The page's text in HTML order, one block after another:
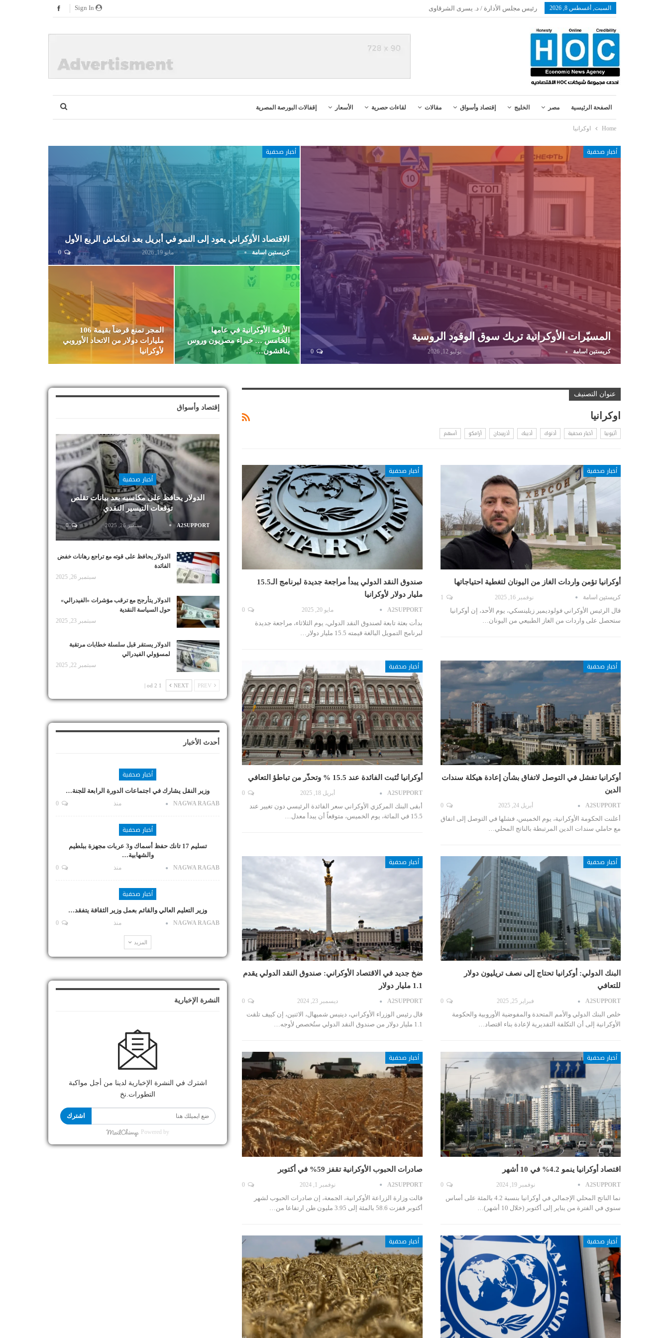
السبت, أغسطس 8, 2026 رئيس مجلس الأدارة / د. يسرى الشرقاوى
الصفحة الرئيسية مصر الخليج إقتصاد وأسواق مقالات لقاءات حصرية الأسعار إقفالات البورصة المصرية
Home اوكرانيا
أخبار صحفية
المسيّرات الأوكرانية تربك سوق الوقود الروسية
كريستين اسامة يوليو 12, 2026
أخبار صحفية
الاقتصاد الأوكراني يعود إلى النمو في أبريل بعد انكماش الربع الأول
كريستين اسامة مايو 19, 2026
الأزمة الأوكرانية في عامها
الخامس … خبراء مصريون وروس
يناقشون…
المجر تمنع قرضاً بقيمة 106
مليارات دولار من الاتحاد الأوروبي
لأوكرانيا
عنوان التصنيف
اوكرانيا
أثيوبيا أخبار صحفية أدنوك أديبك أذربيجان أرامكو أسهم
أخبار صحفية
أوكرانيا تؤمن واردات الغاز من اليونان لتغطية احتياجاتها
كريستين اسامة نوفمبر 16, 2025
قال الرئيس الأوكراني فولوديمير زيلينسكي، يوم الأحد، إن أوكرانيا
ستحصل على واردات من الغاز الطبيعي من اليونان…
أخبار صحفية
صندوق النقد الدولي يبدأ مراجعة جديدة لبرنامج الـ15.5
مليار دولار لأوكرانيا
A2SUPPORT مايو 20, 2025
بدأت بعثة تابعة لصندوق النقد الدولي، يوم الثلاثاء، مراجعة جديدة
لبرنامج التمويل البالغة قيمته 15.5 مليار دولار…
أخبار صحفية
أوكرانيا تفشل في التوصل لاتفاق بشأن إعادة هيكلة سندات
الدين
A2SUPPORT أبريل 24, 2025 0
أعلنت الحكومة الأوكرانية، يوم الخميس، فشلها في التوصل إلى اتفاق
مع حاملي سندات الدين المرتبطة بالناتج المحلي…
أخبار صحفية
أوكرانيا تُثبت الفائدة عند 15.5 % وتحذّر من تباطؤ التعافي
A2SUPPORT أبريل 18, 2025
أبقى البنك المركزي الأوكراني سعر الفائدة الرئيسي دون تغيير عند
15.5 في المائة، يوم الخميس، متوقعاً أن يبدأ معدل…
أخبار صحفية
البنك الدولي: أوكرانيا تحتاج إلى نصف تريليون دولار
للتعافي
A2SUPPORT فبراير 25, 2025 0
خلص البنك الدولي والأمم المتحدة والمفوضية الأوروبية والحكومة
الأوكرانية إلى أن التكلفة التقديرية لإعادة بناء اقتصاد…
أخبار صحفية
ضخ جديد في الاقتصاد الأوكراني: صندوق النقد الدولي يقدم
1.1 مليار دولار
A2SUPPORT ديسمبر 23, 2024
قال رئيس الوزراء الأوكراني، دينيس شميهال، الاثنين، إن كييف تلقت
1.1 مليار دولار من صندوق النقد الدولي ستُخصص لأوجه…
أخبار صحفية
اقتصاد أوكرانيا ينمو 4.2% في 10 أشهر
A2SUPPORT نوفمبر 19, 2024 0
نما الناتج المحلي الإجمالي في أوكرانيا بنسبة 4.2 بالمئة على أساس
سنوي في الفترة من يناير إلى أكتوبر (خلال 10 أشهر)…
أخبار صحفية
صادرات الحبوب الأوكرانية تقفز 59% في أكتوبر
A2SUPPORT نوفمبر 1, 2024
قالت وزارة الزراعة الأوكرانية، الجمعة، إن صادرات الحبوب لشهر
أكتوبر قفزت 58.6 بالمئة إلى 3.95 مليون طن ارتفاعا من…
أخبار صحفية أخبار صحفية
إقتصاد وأسواق
أخبار صحفية
الدولار يحافظ على مكاسبه بعد بيانات تقلص
توقعات التيسير النقدي
A2SUPPORT سبتمبر 26, 2025 0
الدولار يحافظ على قوته مع تراجع رهانات خفض
الفائدة
سبتمبر 26, 2025
الدولار يتأرجح مع ترقب مؤشرات «الفيدرالي»
حول السياسة النقدية
سبتمبر 23, 2025
الدولار يستقر قبل سلسلة خطابات مرتقبة
لمسؤولي الفيدرالي
سبتمبر 22, 2025
NEXT
1 od 2 |
أحدث الأخبار
أخبار صحفية
وزير النقل يشارك في اجتماعات الدورة الرابعة للجنة…
NAGWA RAGAB منذ
أخبار صحفية
تسليم 17 تانك حفظ أسماك و3 عربات مجهزة ببلطيم
والشهابية…
NAGWA RAGAB منذ
أخبار صحفية
وزير التعليم العالي والقائم بعمل وزير الثقافة يتفقد…
NAGWA RAGAB منذ
المزيد
النشرة الإخبارية
اشترك في النشرة الإخبارية لدينا من أجل مواكبة
التطورات.نخ
اشترك
Powered by